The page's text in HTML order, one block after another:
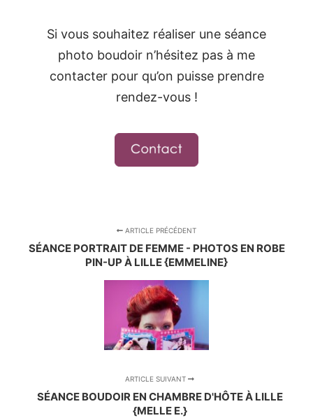
Si vous souhaitez réaliser une séance
photo boudoir n’hésitez pas à me
contacter pour qu’on puisse prendre
rendez-vous !
ARTICLE PRÉCÉDENT
SÉANCE PORTRAIT DE FEMME - PHOTOS EN ROBE
PIN-UP À LILLE {EMMELINE}
ARTICLE SUIVANT
SÉANCE BOUDOIR EN CHAMBRE D'HÔTE À LILLE
{MELLE E.}